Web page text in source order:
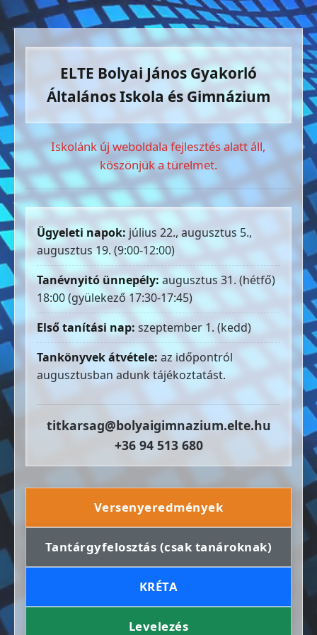
ELTE Bolyai János Gyakorló
Általános Iskola és Gimnázium
Iskolánk új weboldala fejlesztés alatt áll,
köszönjük a türelmet.
Ügyeleti napok: július 22., augusztus 5.,
augusztus 19. (9:00-12:00)
Tanévnyitó ünnepély: augusztus 31. (hétfő)
18:00 (gyülekező 17:30-17:45)
Első tanítási nap: szeptember 1. (kedd)
Tankönyvek átvétele: az időpontról
augusztusban adunk tájékoztatást.
titkarsag@bolyaigimnazium.elte.hu
+36 94 513 680
Versenyeredmények
Tantárgyfelosztás (csak tanároknak)
KRÉTA
Levelezés